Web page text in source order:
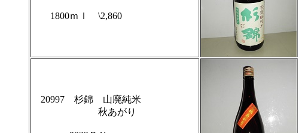
1800ｍｌ \2,860
20997 杉錦 山廃純米
秋あがり